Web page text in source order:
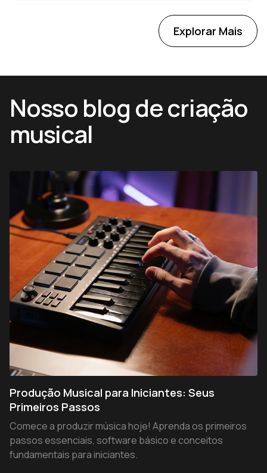
Explorar Mais
Nosso blog de criação
musical
Produção Musical para Iniciantes: Seus
Primeiros Passos
Comece a produzir música hoje! Aprenda os primeiros
passos essenciais, software básico e conceitos
fundamentais para iniciantes.